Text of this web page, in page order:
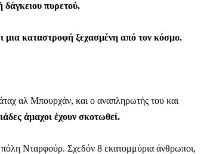
Στείλτε το άρθρο σας | Κάντε μια δωρεά
δάγκειου πυρετού.
μια καταστροφή ξεχασμένη από τον κόσμο.
αλ Μπουρχάν, και ο αναπληρωτής του και
άμαχοι έχουν σκοτωθεί.
πόλη Νταρφούρ. Σχεδόν 8 εκατομμύρια άνθρωποι,